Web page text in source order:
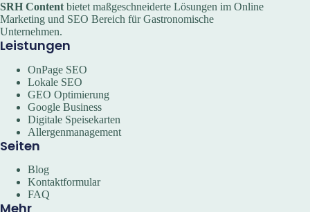
SRH Contentbietet maßgeschneiderte Lösungen im Online
Marketing und SEO Bereich für Gastronomische
Unternehmen.
Leistungen
OnPage SEO
Lokale SEO
GEO Optimierung
Google Business
Digitale Speisekarten
Allergenmanagement
Seiten
Blog
Kontaktformular
FAQ
Mehr